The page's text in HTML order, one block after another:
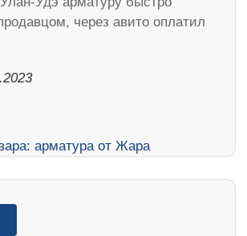
через авито оплатил